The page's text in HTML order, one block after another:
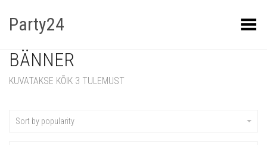
Party24 Kuva menüü
BÄNNER
KUVATAKSE KÕIK 3 TULEMUST
Sort by popularity